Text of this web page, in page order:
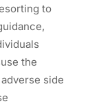
to
the
side